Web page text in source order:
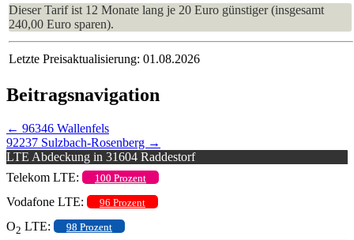
Dieser Tarif ist 12 Monate lang je 20 Euro günstiger (insgesamt
240,00 Euro sparen).
Letzte Preisaktualisierung: 01.08.2026
Beitragsnavigation
← 96346 Wallenfels
92237 Sulzbach-Rosenberg →
LTE Abdeckung in 31604 Raddestorf
Telekom LTE:
100 Prozent
Vodafone LTE: 96 Prozent
O2 LTE: 98 Prozent